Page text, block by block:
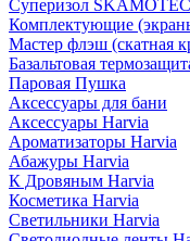
Суперизол
Комплектующие
Мастер флэш (скатная
Базальтовая
Паровая Пушка
Аксессуары для бани
Аксессуары Harvia
Ароматизаторы Harvia
Абажуры Harvia
К Дровяным Harvia
Косметика Harvia
Светильники Harvia